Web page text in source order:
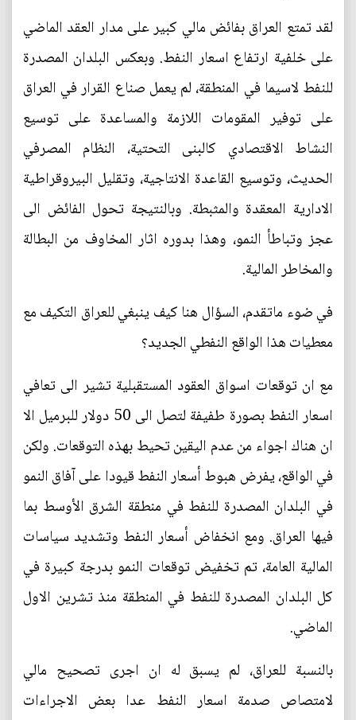
لقد تمتع العراق بفائض مالي كبير على مدار العقد الماضي
على خلفية ارتفاع اسعار النفط. وبعكس البلدان المصدرة
للنفط لاسيما في المنطقة، لم يعمل صناع القرار في العراق
على توفير المقومات اللازمة والمساعدة على توسيع
النشاط الاقتصادي كالبنى التحتية، النظام المصرفي
الحديث، وتوسيع القاعدة الانتاجية، وتقليل البيروقراطية
الادارية المعقدة والمثبطة. وبالنتيجة تحول الفائض الى
عجز وتباطأ النمو، وهذا بدوره اثار المخاوف من البطالة
والمخاطر المالية.
في ضوء ماتقدم، السؤال هنا كيف ينبغي للعراق التكيف مع
معطيات هذا الواقع النفطي الجديد؟
مع ان توقعات اسواق العقود المستقبلية تشير الى تعافي
اسعار النفط بصورة طفيفة لتصل الى 50 دولار للبرميل الا
ان هناك اجواء من عدم اليقين تحيط بهذه التوقعات. ولكن
في الواقع، يفرض هبوط أسعار النفط قيودا على آفاق النمو
في البلدان المصدرة للنفط في منطقة الشرق الأوسط بما
فيها العراق. ومع انخفاض أسعار النفط وتشديد سياسات
المالية العامة، تم تخفيض توقعات النمو بدرجة كبيرة في
كل البلدان المصدرة للنفط في المنطقة منذ تشرين الاول
الماضي.
بالنسبة للعراق، لم يسبق له ان اجرى تصحيح مالي
لامتصاص صدمة اسعار النفط عدا بعض الاجراءات